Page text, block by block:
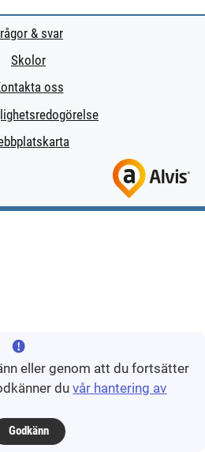
& svar
Skolor
oss
eller genom att du fortsätter
duvår hantering av
Godkänn